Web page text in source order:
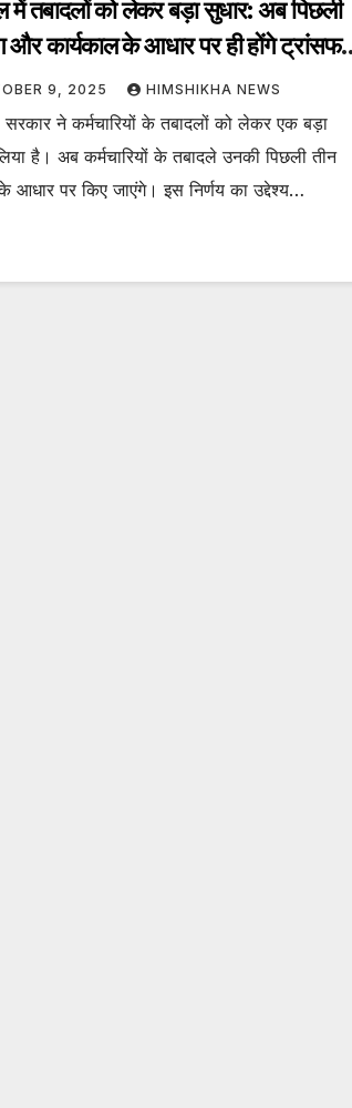
में तबादलों को लेकर बड़ा सुधार: अब पिछली
और कार्यकाल के आधार पर ही होंगे
अनिवार्य।
9, 2025 HIMSHIKHA NEWS
सरकार ने कर्मचारियों के तबादलों को लेकर एक बड़ा
है। अब कर्मचारियों के तबादले उनकी पिछली तीन
आधार पर किए जाएंगे। इस निर्णय का उद्देश्य…